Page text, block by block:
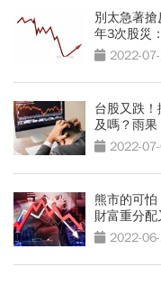
別太急著
年3次股災
2022-
台股又跌
及嗎？雨
2022-
熊市的可怕
財富重分
2022-